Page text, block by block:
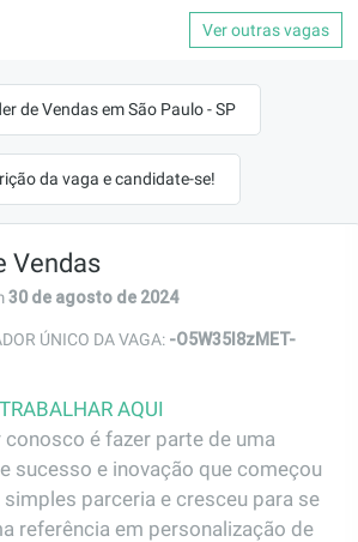
Ver outras vagas
de Vendas em São Paulo - SP
da vaga e candidate-se!
Vendas
30 de agosto de 2024
ÚNICO DA VAGA: -O5W35I8zMET-
AQUI
conosco é fazer parte de uma
sucesso e inovação que começou
parceria e cresceu para se
referência em personalização de